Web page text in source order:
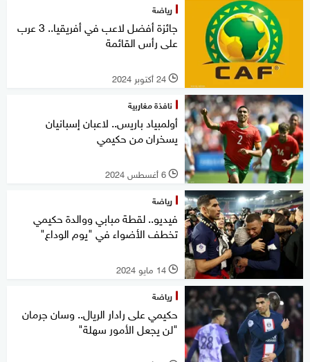
رياضة
جائزة أفضل لاعب في أفريقيا.. 3 عرب
على رأس القائمة
l 24 أكتوبر 2024
نافذة مغاربية
أولمبياد باريس.. لاعبان إسبانيان
يسخران من حكيمي
l 6 أغسطس 2024
رياضة
فيديو.. لقطة مبابي ووالدة حكيمي
تخطف الأضواء في "يوم الوداع"
l 14 مايو 2024
رياضة
حكيمي على رادار الريال.. وسان جرمان
"لن يجعل الأمور سهلة"